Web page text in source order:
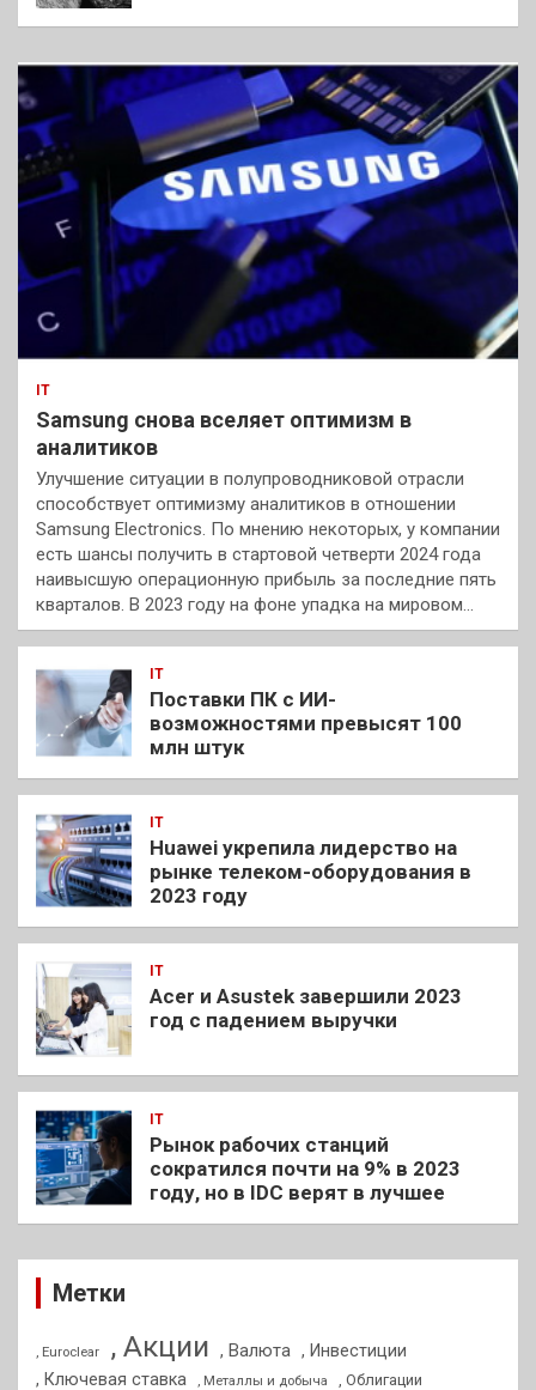
IT
Samsung снова вселяет оптимизм в
аналитиков
Улучшение ситуации в полупроводниковой отрасли
способствует оптимизму аналитиков в отношении
Samsung Electronics. По мнению некоторых, у компании
есть шансы получить в стартовой четверти 2024 года
наивысшую операционную прибыль за последние пять
кварталов. В 2023 году на фоне упадка на мировом…
IT
Поставки ПК с ИИ-
возможностями превысят 100
млн штук
IT
Huawei укрепила лидерство на
рынке телеком-оборудования в
2023 году
IT
Acer и Asustek завершили 2023
год с падением выручки
IT
Рынок рабочих станций
сократился почти на 9% в 2023
году, но в IDC верят в лучшее
Метки
, Euroclear , Акции , Валюта , Инвестиции
, Ключевая ставка
, Металлы и добыча , Облигации